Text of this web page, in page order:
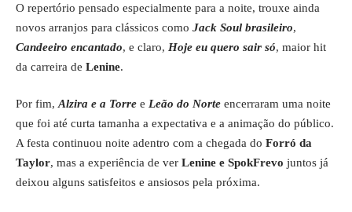
O repertório pensado especialmente para a noite, trouxe ainda
novos arranjos para clássicos como Jack Soul brasileiro,
Candeeiro encantado, e claro, Hoje eu quero sair só, maior hit
da carreira de Lenine.
Por fim, Alzira e a Torre e Leão do Norte encerraram uma noite
que foi até curta tamanha a expectativa e a animação do público.
A festa continuou noite adentro com a chegada do Forró da
Taylor, mas a experiência de ver Lenine e SpokFrevo juntos já
deixou alguns satisfeitos e ansiosos pela próxima.